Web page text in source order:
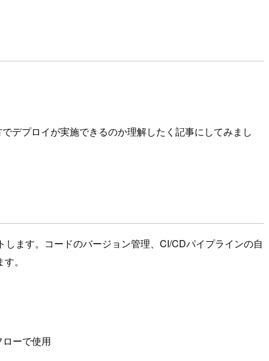
デプロイが実施できるのか理解したく記事にしてみまし
ます。コードのバージョン管理、CI/CDパイプラインの自
。
ーで使用